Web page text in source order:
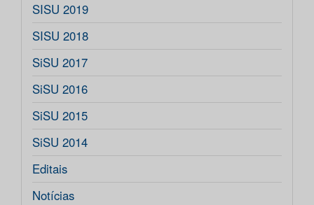
SISU 2019
SISU 2018
SiSU 2017
SiSU 2016
SiSU 2015
SiSU 2014
Editais
Notícias